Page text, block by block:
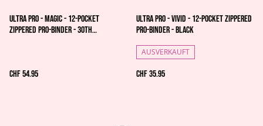
Ultra Pro - Magic - 12-Pocket
Zippered PRO-Binder - 30th
CHF 54.95
Ultra Pro - Vivid - 12-Pocket Zippered
PRO-Binder - Black
AUSVERKAUFT
CHF 35.95